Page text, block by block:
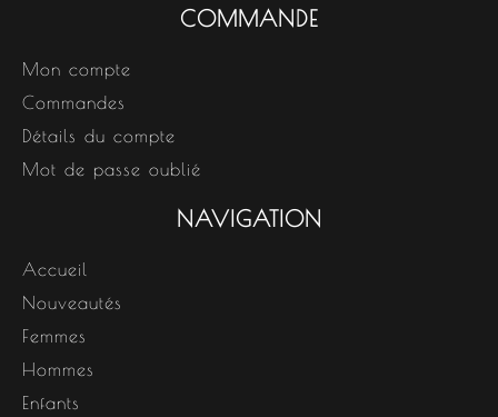
COMMANDE
Mon compte
Commandes
Détails du compte
Mot de passe oublié
NAVIGATION
Accueil
Nouveautés
Femmes
Hommes
Enfants